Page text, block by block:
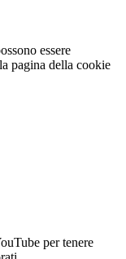
essere
pagina della cookie
per tenere